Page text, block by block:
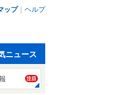
ップ｜ ヘルプ
ニュース
注目